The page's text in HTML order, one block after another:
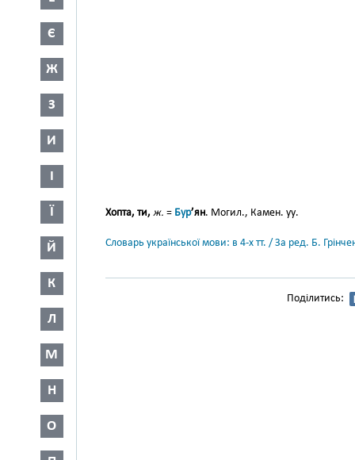
Є
Ж
З
И
І
Ї
Й
К
Л
М
Н
О
Хопта, ти, ж. = Бур’ян. Могил., Камен. уу.
Словарь української мови: в 4-х тт. / За ред. Б.
Поділитись: